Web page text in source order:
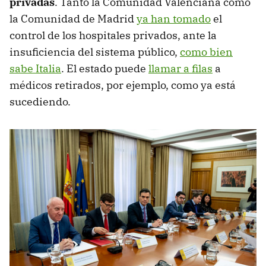
la Comunidad de Madridya han tomadoel
control de los hospitales privados, ante la
insuficiencia del sistema público, como bien
sabe Italia. El estado puede llamar a filas a
médicos retirados, por ejemplo, como ya está
sucediendo.